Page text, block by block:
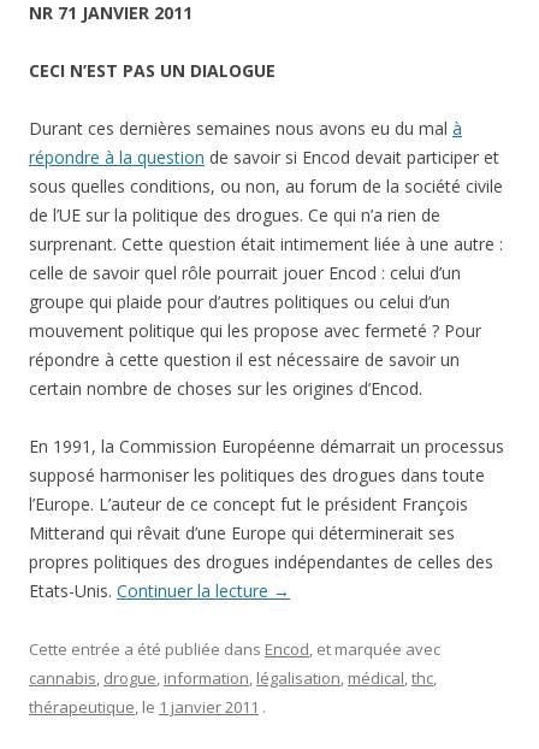
NR 71 JANVIER 2011
CECI N’EST PAS UN DIALOGUE
Durant ces dernières semaines nous avons eu du mal à
répondre à la question de savoir si Encod devait participer et
sous quelles conditions, ou non, au forum de la société civile
de l’UE sur la politique des drogues. Ce qui n’a rien de
surprenant. Cette question était intimement liée à une autre :
celle de savoir quel rôle pourrait jouer Encod : celui d’un
groupe qui plaide pour d’autres politiques ou celui d’un
mouvement politique qui les propose avec fermeté ? Pour
répondre à cette question il est nécessaire de savoir un
certain nombre de choses sur les origines d’Encod.
En 1991, la Commission Européenne démarrait un processus
supposé harmoniser les politiques des drogues dans toute
l’Europe. L’auteur de ce concept fut le président François
Mitterand qui rêvait d’une Europe qui déterminerait ses
propres politiques des drogues indépendantes de celles des
Etats-Unis. Continuer la lecture →
Cette entrée a été publiée dans Encod, et marquée avec
cannabis, drogue, information, légalisation, médical,thc,
thérapeutique, le 1 janvier 2011 .